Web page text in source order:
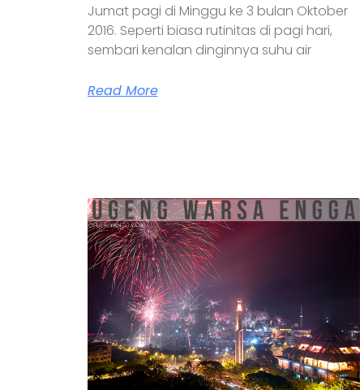
Jumat pagi di Minggu ke 3 bulan Oktober
2016. Seperti biasa rutinitas di pagi hari,
sembari kenalan dinginnya suhu air
Read More